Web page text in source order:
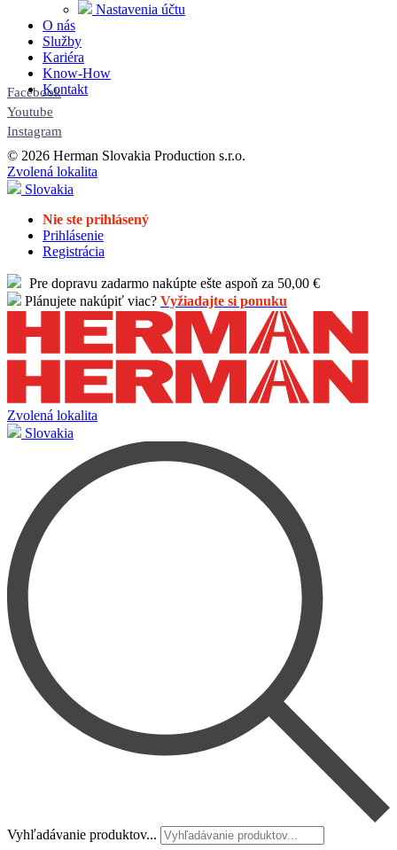
Nastavenia účtu
O nás
Služby
Kariéra
Know-How
Kontakt
Facebook
Youtube
Instagram
© 2026 Herman Slovakia Production s.r.o.
Zvolená lokalita
Slovakia
Nie ste prihlásený
Prihlásenie
Registrácia
Pre dopravu zadarmo nakúpte ešte aspoň za 50,00 €
Plánujete nakúpiť viac? Vyžiadajte si ponuku
Zvolená lokalita
Slovakia
Vyhľadávanie produktov...